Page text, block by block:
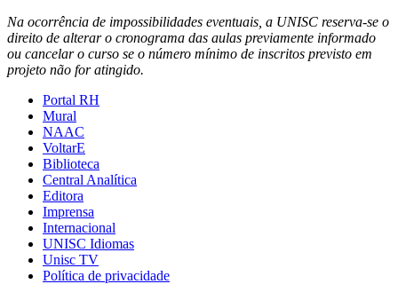
Na ocorrência de impossibilidades eventuais, a UNISC reserva-se o
direito de alterar o cronograma das aulas previamente informado
ou cancelar o curso se o número mínimo de inscritos previsto em
projeto não for atingido.
Portal RH
Mural
NAAC
VoltarE
Biblioteca
Central Analítica
Editora
Imprensa
Internacional
UNISC Idiomas
Unisc TV
Política de privacidade